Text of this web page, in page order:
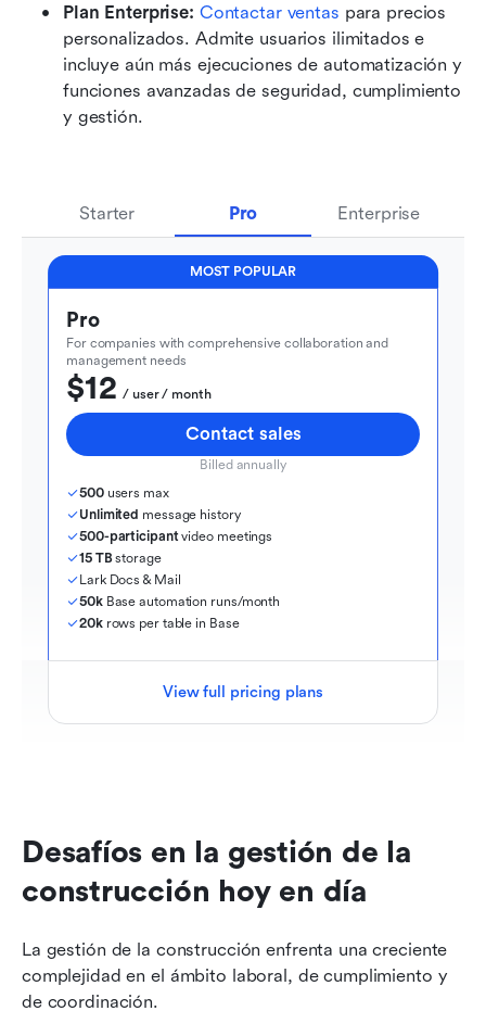
Plan Enterprise: Contactar ventas para precios
personalizados. Admite usuarios ilimitados e
incluye aún más ejecuciones de automatización y
funciones avanzadas de seguridad, cumplimiento
y gestión.
Starter Pro Enterprise
MOST POPULAR
Pro
For companies with comprehensive collaboration and
management needs
$12
  / user / month
Contact sales
Billed annually
500 users max
Unlimited message history
500-participant video meetings
15 TB storage
Lark Docs & Mail
50k Base automation runs/month
20k rows per table in Base
View full pricing plans
Desafíos en la gestión de la
construcción hoy en día
La gestión de la construcción enfrenta una creciente
complejidad en el ámbito laboral, de cumplimiento y
de coordinación.